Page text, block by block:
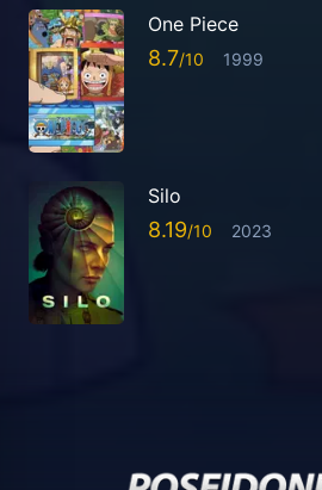
One Piece
8.7 1999
Silo
8.19 2023